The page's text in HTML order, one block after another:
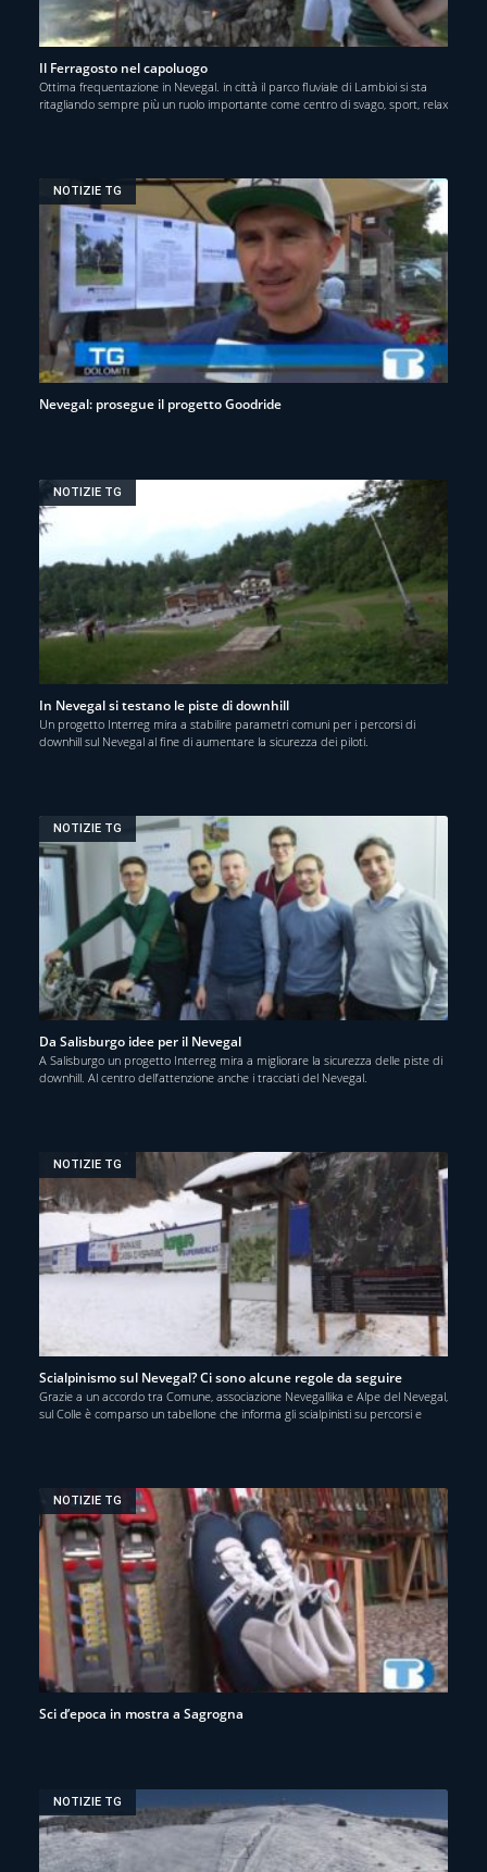
Il Ferragosto nel capoluogo
Ottima frequentazione in Nevegal. in città il parco fluviale di Lambioi si sta
ritagliando sempre più un ruolo importante come centro di svago, sport, relax
NOTIZIE TG
Nevegal: prosegue il progetto Goodride
NOTIZIE TG
In Nevegal si testano le piste di downhill
Un progetto Interreg mira a stabilire parametri comuni per i percorsi di
downhill sul Nevegal al fine di aumentare la sicurezza dei piloti.
NOTIZIE TG
Da Salisburgo idee per il Nevegal
A Salisburgo un progetto Interreg mira a migliorare la sicurezza delle piste di
downhill. Al centro dell’attenzione anche i tracciati del Nevegal.
NOTIZIE TG
Scialpinismo sul Nevegal? Ci sono alcune regole da seguire
Grazie a un accordo tra Comune, associazione Nevegallika e Alpe del Nevegal,
sul Colle è comparso un tabellone che informa gli scialpinisti su percorsi e
NOTIZIE TG
Sci d’epoca in mostra a Sagrogna
NOTIZIE TG